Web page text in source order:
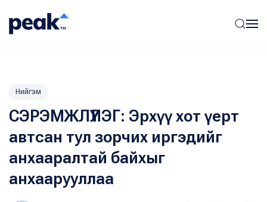
Нийгэм
СЭРЭМЖЛҮҮЛЭГ: Эрхүү хот үерт
автсан тул зорчих иргэдийг
анхааралтай байхыг
анхаарууллаа